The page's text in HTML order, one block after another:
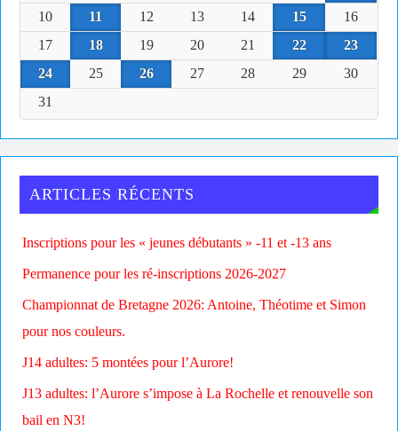
10
11 12 13 14 15
16
17
18 19 20 21 22
23
24
25 26 27 28 29
30
31
ARTICLES RÉCENTS
Inscriptions pour les « jeunes débutants » -11 et -13 ans
Permanence pour les ré-inscriptions 2026-2027
Championnat de Bretagne 2026: Antoine, Théotime et Simon
pour nos couleurs.
J14 adultes: 5 montées pour l’Aurore!
J13 adultes: l’Aurore s’impose à La Rochelle et renouvelle son
bail en N3!